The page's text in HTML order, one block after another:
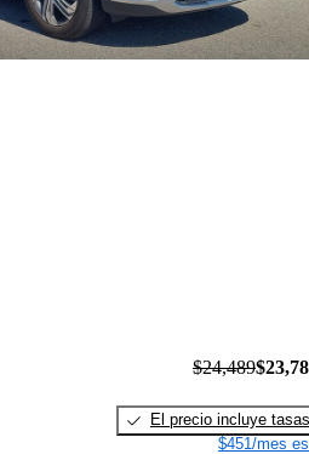
$24,489
El precio incluye tasas
$451/mes